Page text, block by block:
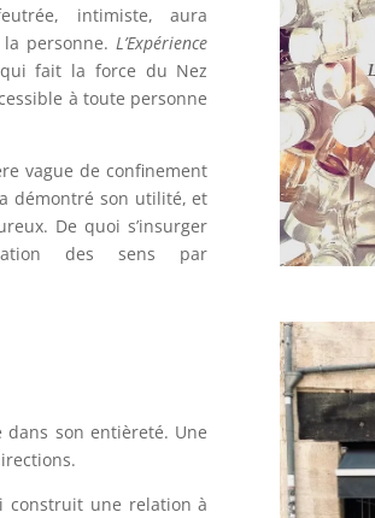
intimiste, aura
la personne.L’Expérience
fait la force du Nez
à toute personne
vague de confinement
démontré son utilité, et
De quoi s’insurger
des sens par
son entièreté. Une
construit une relation à